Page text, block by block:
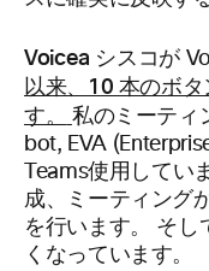
Voicea シスコが
以来、10 本のボ
す。 私のミーティ
bot, EVA
Teams使用してい
成、ミーティング
を行います。 そし
くなっています。